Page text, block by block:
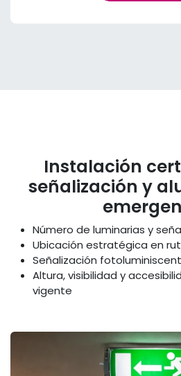
Instalación
señalización y
Número de luminarias y
Ubicación estratégica en
Señalización
Altura, visibilidad y
vigente